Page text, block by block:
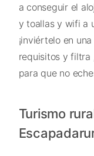
a conseguir el
y toallas y wifi a
¡inviértelo en
requisitos y filtra
para que no
Turismo